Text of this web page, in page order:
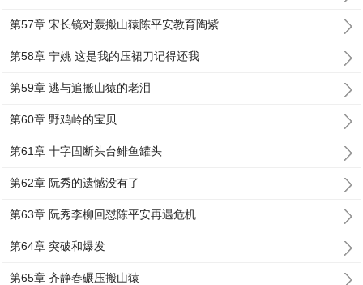
第57章 宋长镜对轰搬山猿陈平安教育陶紫
第58章 宁姚 这是我的压裙刀记得还我
第59章 逃与追搬山猿的老泪
第60章 野鸡岭的宝贝
第61章 十字固断头台鲱鱼罐头
第62章 阮秀的遗憾没有了
第63章 阮秀李柳回怼陈平安再遇危机
第64章 突破和爆发
第65章 齐静春碾压搬山猿